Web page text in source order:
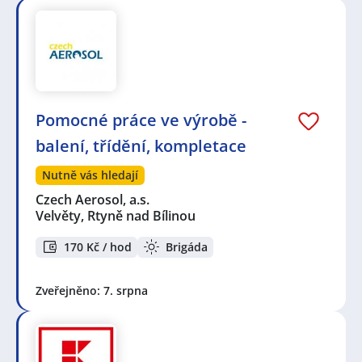
Pomocné práce ve výrobě -
balení, třídění, kompletace
Nutně vás hledají
Czech Aerosol, a.s.
Velvěty, Rtyně nad Bílinou
170 Kč / hod Brigáda
Zveřejněno: 7. srpna